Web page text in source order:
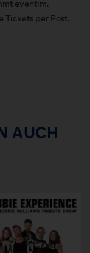
eventim.
per Post.
AUCH